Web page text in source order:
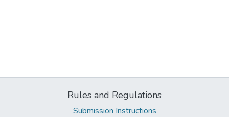
Rules and Regulations
Submission Instructions